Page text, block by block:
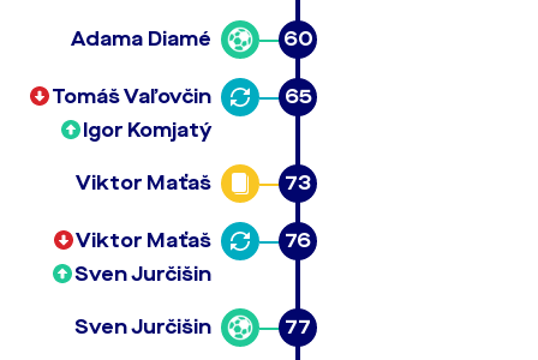
60
Adama Diamé
65
Tomáš Vaľovčin
Igor Komjatý
73
Viktor Maťaš
76
Viktor Maťaš
Sven Jurčišin
77
Sven Jurčišin